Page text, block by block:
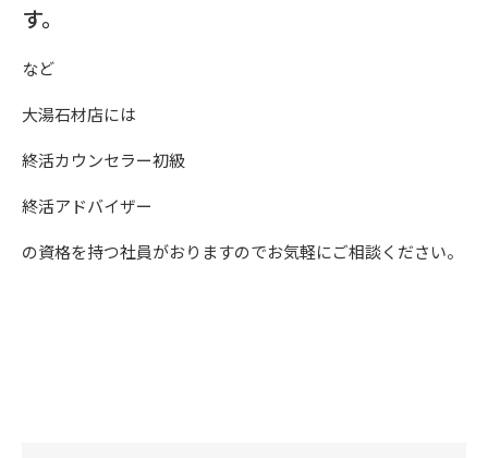
す。
など
大湯石材店には
終活カウンセラー初級
終活アドバイザー
の資格を持つ社員がおりますのでお気軽にご相談ください。